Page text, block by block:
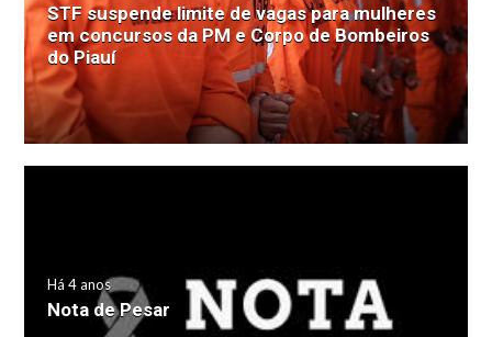
STF suspende limite de vagas para mulheres
em concursos da PM e Corpo de Bombeiros
do Piauí
Há 4 anos
Nota de Pesar